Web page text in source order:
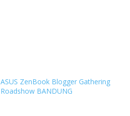
ASUS ZenBook Blogger Gathering
Roadshow BANDUNG